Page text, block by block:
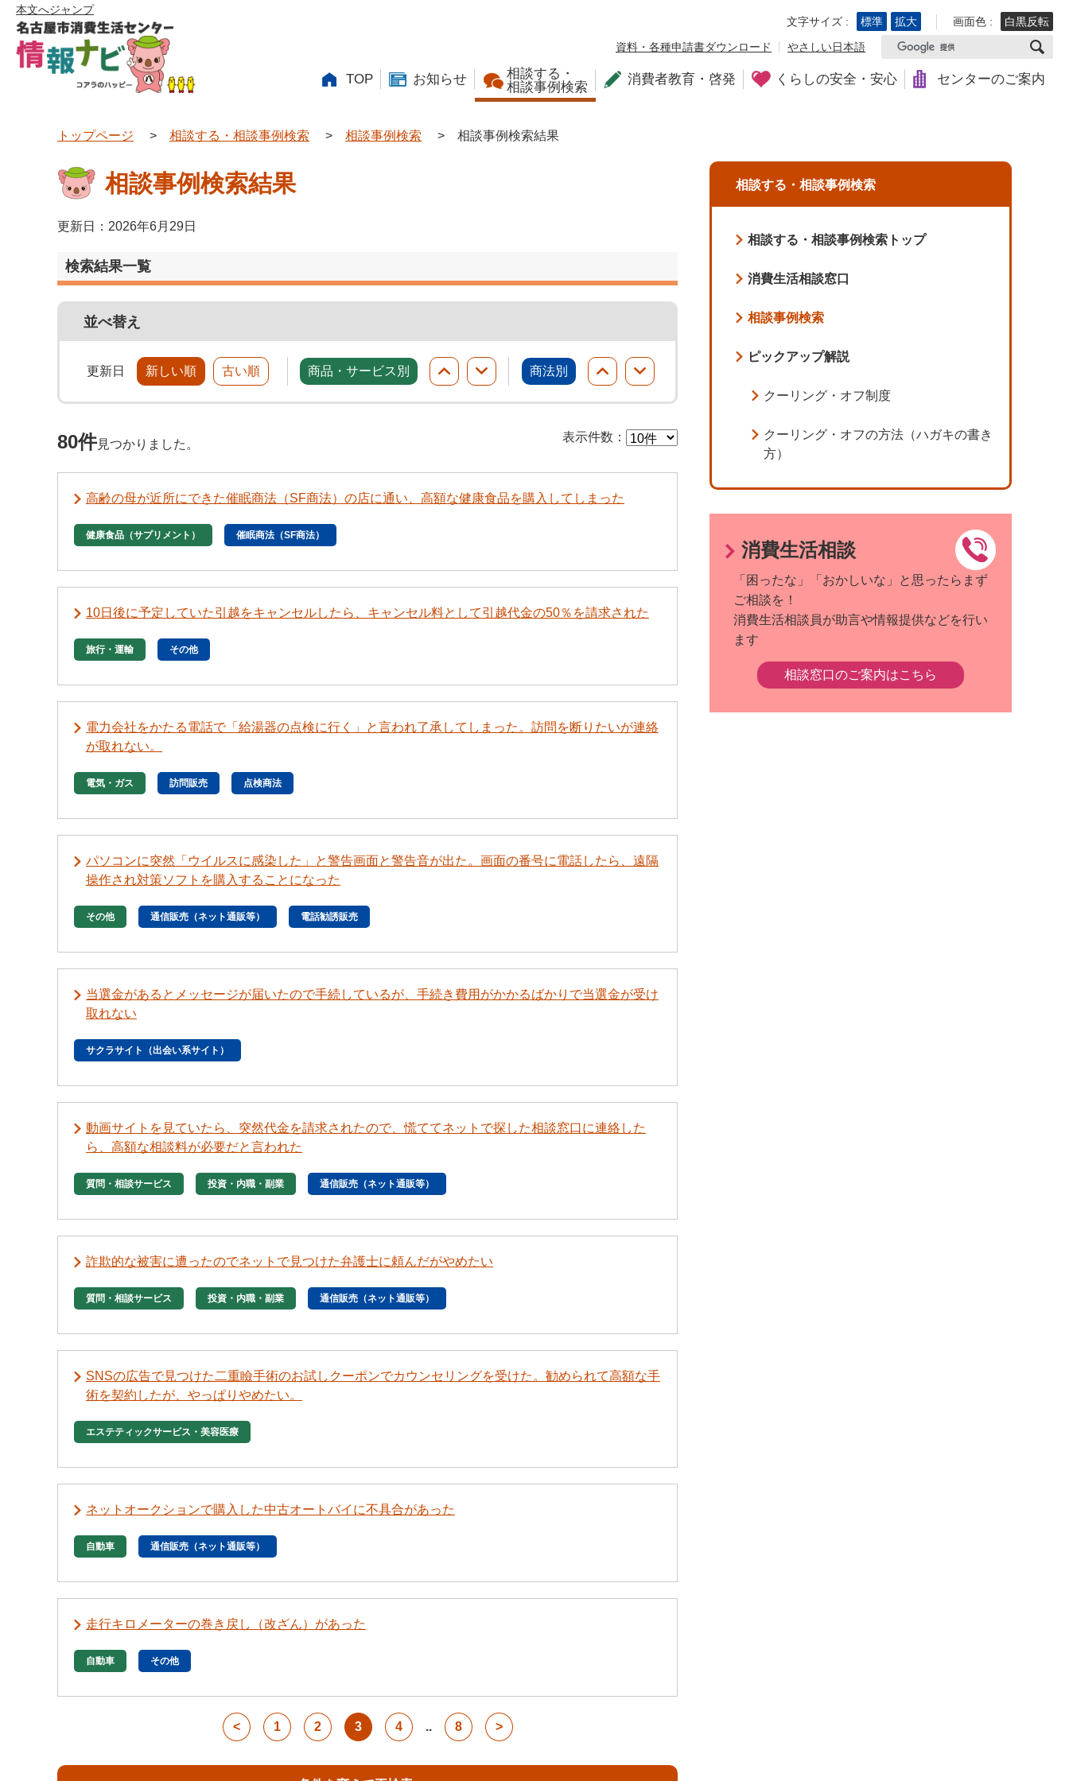
本文へジャンプ
文字サイズ :
標準 拡大 画面色 :
白黒反転
資料・各種申請書ダウンロード
やさしい日本語
TOP お知らせ
相談する・
相談事例検索
消費者教育・啓発 くらしの安全・安心 センターのご案内
トップページ > 相談する・相談事例検索 > 相談事例検索 > 相談事例検索結果
相談事例検索結果
更新日：2026年6月29日
検索結果一覧
並べ替え
更新日 新しい順 古い順 商品・サービス別 商法別
80件見つかりました。
表示件数 ：
高齢の母が近所にできた催眠商法（SF商法）の店に通い、高額な健康食品を購入してしまった
健康食品（サプリメント） 催眠商法（SF商法）
10日後に予定していた引越をキャンセルしたら、キャンセル料として引越代金の50％を請求された
旅行・運輸 その他
電力会社をかたる電話で「給湯器の点検に行く」と言われ了承してしまった。訪問を断りたいが連絡
が取れない。
電気・ガス 訪問販売 点検商法
パソコンに突然「ウイルスに感染した」と警告画面と警告音が出た。画面の番号に電話したら、遠隔
操作され対策ソフトを購入することになった
その他 通信販売（ネット通販等） 電話勧誘販売
当選金があるとメッセージが届いたので手続しているが、手続き費用がかかるばかりで当選金が受け
取れない
サクラサイト（出会い系サイト）
動画サイトを見ていたら、突然代金を請求されたので、慌ててネットで探した相談窓口に連絡した
ら、高額な相談料が必要だと言われた
質問・相談サービス 投資・内職・副業 通信販売（ネット通販等）
詐欺的な被害に遭ったのでネットで見つけた弁護士に頼んだがやめたい
質問・相談サービス 投資・内職・副業 通信販売（ネット通販等）
SNSの広告で見つけた二重瞼手術のお試しクーポンでカウンセリングを受けた。勧められて高額な手
術を契約したが、やっぱりやめたい。
エステティックサービス・美容医療
ネットオークションで購入した中古オートバイに不具合があった
自動車 通信販売（ネット通販等）
走行キロメーターの巻き戻し（改ざん）があった
自動車 その他
< 1 2 3 4 .. 8 >
相談する・相談事例検索
相談する・相談事例検索トップ
消費生活相談窓口
相談事例検索
ピックアップ解説
クーリング・オフ制度
クーリング・オフの方法（ハガキの書き
方）
消費生活相談
「困ったな」「おかしいな」と思ったらまず
ご相談を！
消費生活相談員が助言や情報提供などを行い
ます
相談窓口のご案内はこちら